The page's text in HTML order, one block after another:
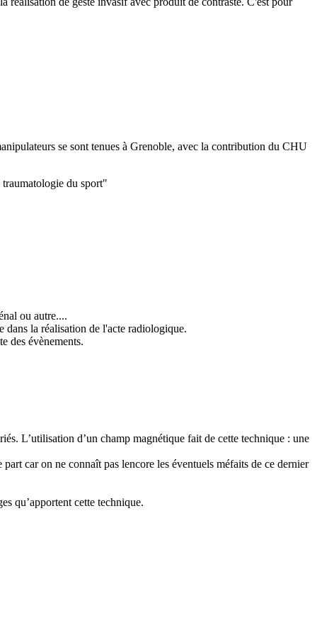
se sont tenues à Grenoble, avec la contribution du CHU
traumatologie du sport"
ou autre....
dans la réalisation de l'acte radiologique.
des évènements.
L’utilisation d’un champ magnétique fait de cette technique : une
car on ne connaît pas lencore les éventuels méfaits de ce dernier
qu’apportent cette technique.